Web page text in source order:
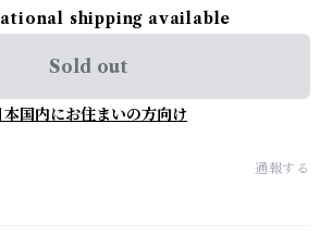
shipping available
Sold out
本国内にお住まいの方向け
通報する